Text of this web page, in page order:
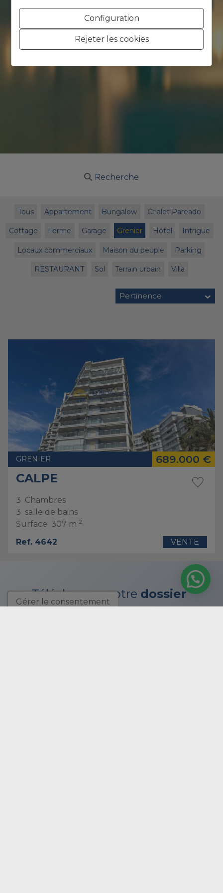
Recherche
Tous Appartement Bungalow Chalet Pareado
Cottage Ferme Garage Grenier Hôtel Intrigue
Locaux commerciaux Maison du peuple Parking
RESTAURANT Sol Terrain urbain Villa
Pertinence
GRENIER 689.000 €
CALPE
3 Chambres
3 salle de bains
Surface 307 m 2
Ref. 4642 VENTE
Téléchargez notre dossier
Gérer le consentement
Configuration
Rejeter les cookies